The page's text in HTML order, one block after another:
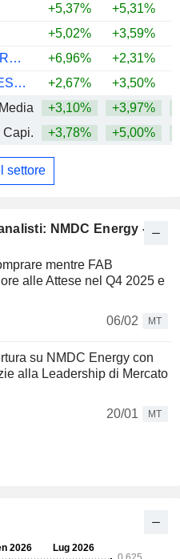
NMDC Energy -
mentre FAB
alle Attese nel Q4 2025 e
06/02
MT
su NMDC Energy con
alla Leadership di Mercato
20/01
MT
+5,37% +5,31%
+5,02% +3,59%
WEATHERFORD INTERNATIONAL PLC
+6,96% +2,31%
KODIAK GAS SERVICES, INC.
+2,67% +3,50%
Media
+3,10% +3,97%
Capi.
+3,78% +5,00%
settore